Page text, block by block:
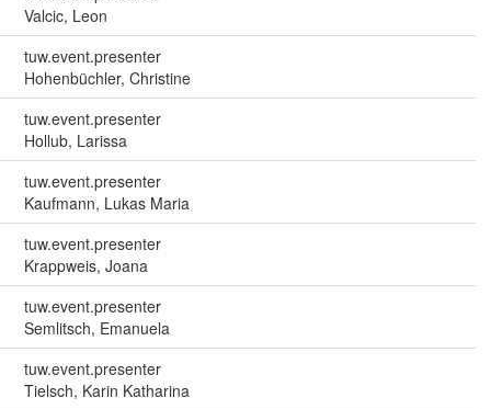
Valcic, Leon
tuw.event.presenter
Hohenbüchler, Christine
tuw.event.presenter
Hollub, Larissa
tuw.event.presenter
Kaufmann, Lukas Maria
tuw.event.presenter
Krappweis, Joana
tuw.event.presenter
Semlitsch, Emanuela
tuw.event.presenter
Tielsch, Karin Katharina